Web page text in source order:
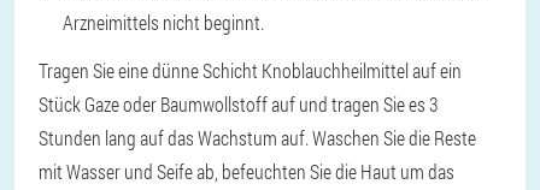
Arzneimittels nicht beginnt.
Tragen Sie eine dünne Schicht Knoblauchheilmittel auf ein
Stück Gaze oder Baumwollstoff auf und tragen Sie es 3
Stunden lang auf das Wachstum auf. Waschen Sie die Reste
mit Wasser und Seife ab, befeuchten Sie die Haut um das